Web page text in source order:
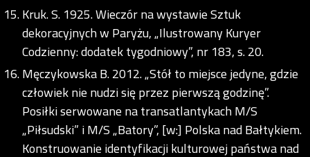
Kruk. S. 1925. Wieczór na wystawie Sztuk
dekoracyjnych w Paryżu, „Ilustrowany Kuryer
Codzienny: dodatek tygodniowy”, nr 183, s. 20.
Męczykowska B. 2012. „Stół to miejsce jedyne, gdzie
człowiek nie nudzi się przez pierwszą godzinę”.
Posiłki serwowane na transatlantykach M/S
„Piłsudski” i M/S „Batory”, [w:] Polska nad Bałtykiem.
Konstruowanie identyfikacji kulturowej państwa nad